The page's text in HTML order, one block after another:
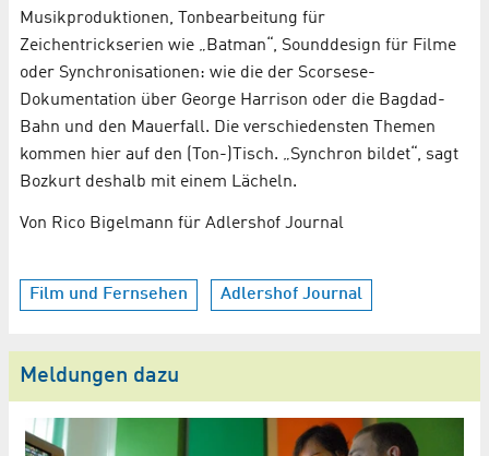
Musikproduktionen, Tonbearbeitung für
Zeichentrickserien wie „Batman“, Sounddesign für Filme
oder Synchronisationen: wie die der Scorsese-
Dokumentation über George Harrison oder die Bagdad-
Bahn und den Mauerfall. Die verschiedensten Themen
kommen hier auf den (Ton-)Tisch. „Synchron bildet“, sagt
Bozkurt deshalb mit einem Lächeln.
Von Rico Bigelmann für Adlershof Journal
Film und Fernsehen Adlershof Journal
Meldungen dazu